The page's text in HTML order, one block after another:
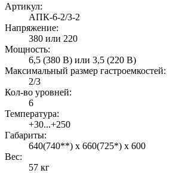
Артикул:
АПК-6-2/3-2
Напряжение:
380 или 220
Мощность:
6,5 (380 В) или 3,5 (220 В)
Максимальный размер гастроемкостей:
2/3
Кол-во уровней:
6
Температура:
+30...+250
Габариты:
640(740**) х 660(725*) х 600
Вес:
57 кг